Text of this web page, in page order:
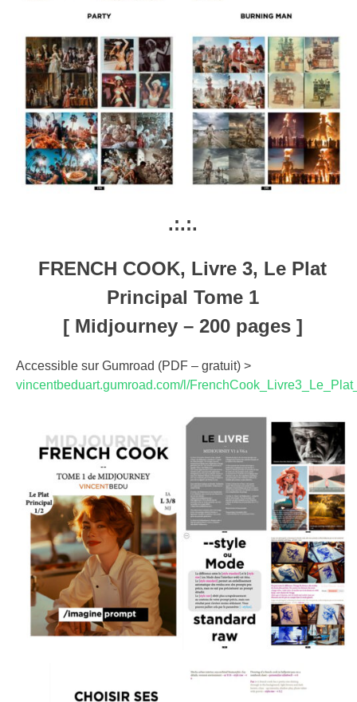
.:.:.
FRENCH COOK, Livre 3, Le Plat
Principal Tome 1
[ Midjourney – 200 pages ]
Accessible sur Gumroad (PDF – gratuit) >
vincentbeduart.gumroad.com/l/